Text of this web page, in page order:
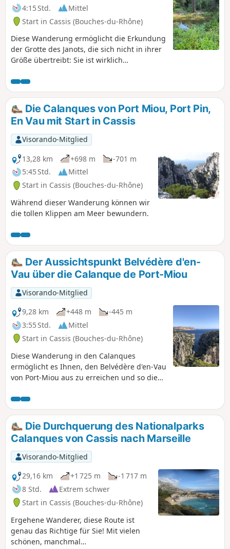
4:15 Std.
Mittel
Start in Cassis (Bouches-du-Rhône)
Diese Wanderung ermöglicht die Erkundung
der Grotte des Janots, die sich nicht in ihrer
Größe übertreibt: Sie ist wirklich
Höhlen, die es derzeit in der Region zu
sehen gibt. Die Wanderung führt teilweise
bergauf und über etwas schwieriges, sogar
technisches Geröll, wobei Rutschgefahr
besteht. Der Mont Gibaou bietet sehr schöne
Ausblicke auf die Region. Es ist eine recht
kurze und sehr schöne Wanderung.
Die Calanques von Port Miou, Port Pin,
En Vau mit Start in Cassis
Visorando-Mitglied
13,28 km
+698 m
-701 m
5:45 Std.
Mittel
Start in Cassis (Bouches-du-Rhône)
Während dieser Wanderung können wir
die tollen Klippen am Meer bewundern.
Der Aussichtspunkt Belvédère d'en-
Vau über die Calanque de Port-Miou
Visorando-Mitglied
9,28 km
+448 m
-445 m
3:55 Std.
Mittel
Start in Cassis (Bouches-du-Rhône)
Diese Wanderung in den Calanques
ermöglicht es Ihnen, den Belvédère d'en-Vau
von Port-Miou aus zu erreichen und so die
de la Gardiole gesperrt wurde. Sie befinden
sich im Nationalpark Calanques, der
besonderen Vorschriften unterliegt. Bei
Nichtbeachtung dieser Vorschriften droht
Ihnen eine Geldstrafe von bis zu 1500 €.
Die Durchquerung des Nationalparks
Calanques von Cassis nach Marseille
Visorando-Mitglied
29,16 km
+1 725 m
-1 717 m
8 Std.
Extrem schwer
Start in Cassis (Bouches-du-Rhône)
Ergehene Wanderer, diese Route ist
genau das Richtige für Sie! Mit vielen
schönen, manchmal